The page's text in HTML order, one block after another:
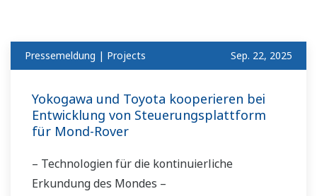
Pressemeldung | Projects Sep. 22, 2025
Yokogawa und Toyota kooperieren bei
Entwicklung von Steuerungsplattform
für Mond-Rover
– Technologien für die kontinuierliche
Erkundung des Mondes –